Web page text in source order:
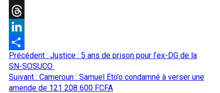
X
Threads
LinkedIn
Partager
Navigation
d’article
Précédent : Justice : 5 ans de prison pour l’ex-DG de la
SN-SOSUCO
Suivant : Cameroun : Samuel Eto’o condamné à verser une
amende de 121 208 600 FCFA